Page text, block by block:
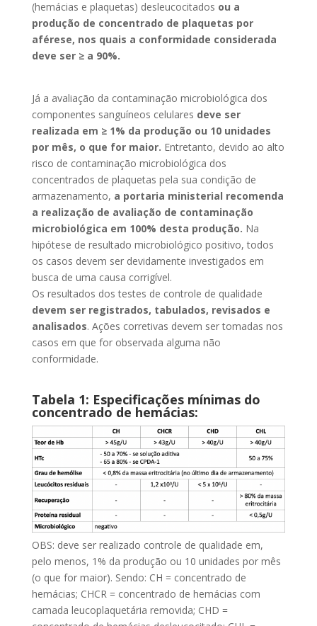
(hemácias e plaquetas) desleucocitados ou a
produção de concentrado de plaquetas por
aférese, nos quais a conformidade considerada
deve ser ≥ a 90%.
Já a avaliação da contaminação microbiológica dos
componentes sanguíneos celulares deve ser
realizada em ≥ 1% da produção ou 10 unidades
por mês, o que for maior. Entretanto, devido ao alto
risco de contaminação microbiológica dos
concentrados de plaquetas pela sua condição de
armazenamento, a portaria ministerial recomenda
a realização de avaliação de contaminação
microbiológica em 100% desta produção. Na
hipótese de resultado microbiológico positivo, todos
os casos devem ser devidamente investigados em
busca de uma causa corrigível.
Os resultados dos testes de controle de qualidade
devem ser registrados, tabulados, revisados e
analisados. Ações corretivas devem ser tomadas nos
casos em que for observada alguma não
conformidade.
Tabela 1: Especificações mínimas do
concentrado de hemácias:
OBS: deve ser realizado controle de qualidade em,
pelo menos, 1% da produção ou 10 unidades por mês
(o que for maior). Sendo: CH = concentrado de
hemácias; CHCR = concentrado de hemácias com
camada leucoplaquetária removida; CHD =